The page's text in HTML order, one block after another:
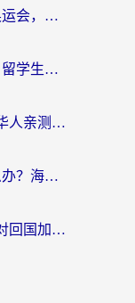
海外怎么看英超？从欧洲杯到奥运会，一份让你不卡壳的中文解说观看指南
国外看国内视频用什么加速器？留学生和海外华人的实用指南
国外登录不上交管12123？海外华人亲测有效的回国加速器选择指南
在国外不能访问国内的网站怎么办？海外党必看的无缝回国上网指南
12123国外无法登录？海外党选对回国加速器，轻松解决国内资源访问难题